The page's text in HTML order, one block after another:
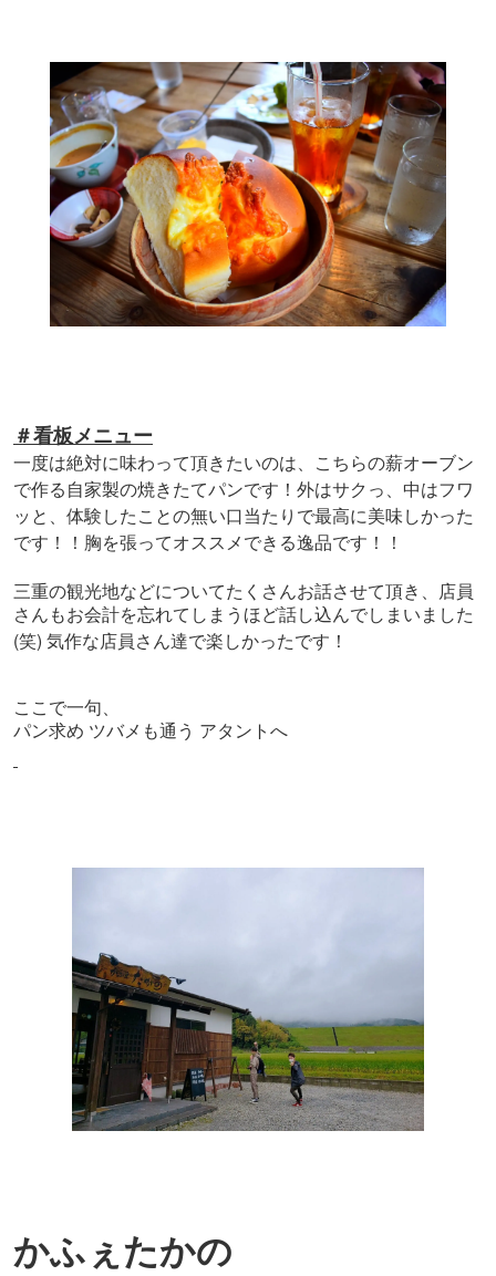
＃看板メニュー
一度は絶対に味わって頂きたいのは、こちらの薪オーブン
で作る自家製の焼きたてパンです！外はサクっ、中はフワ
ッと、体験したことの無い口当たりで最高に美味しかった
です！！胸を張ってオススメできる逸品です！！
三重の観光地などについてたくさんお話させて頂き、店員
さんもお会計を忘れてしまうほど話し込んでしまいました
(笑) 気作な店員さん達で楽しかったです！
ここで一句、
パン求め ツバメも通う アタントへ
かふぇたかの